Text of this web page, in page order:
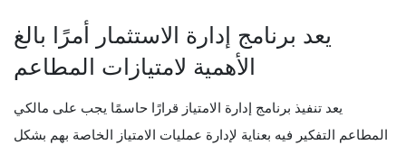
يعد برنامج إدارة الاستثمار أمرًا بالغ
الأهمية لامتيازات المطاعم
يعد تنفيذ برنامج إدارة الامتياز قرارًا حاسمًا يجب على مالكي
المطاعم التفكير فيه بعناية لإدارة عمليات الامتياز الخاصة بهم بشكل